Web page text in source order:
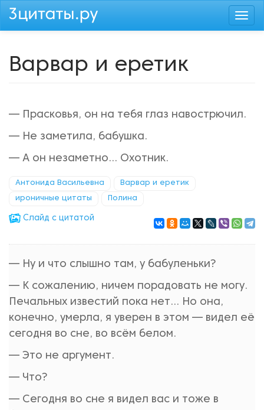
Перейти
Варвар и еретик
— Прасковья, он на тебя глаз навострючил.
— Не заметила, бабушка.
— А он незаметно... Охотник.
Антонида Васильевна Варвар и еретик
ироничные цитаты Полина
Cлайд с цитатой
— Ну и что слышно там, у бабуленьки?
— К сожалению, ничем порадовать не могу.
Печальных известий пока нет... Но она,
конечно, умерла, я уверен в этом — видел её
сегодня во сне, во всём белом.
— Это не аргумент.
— Что?
— Сегодня во сне я видел вас и тоже в